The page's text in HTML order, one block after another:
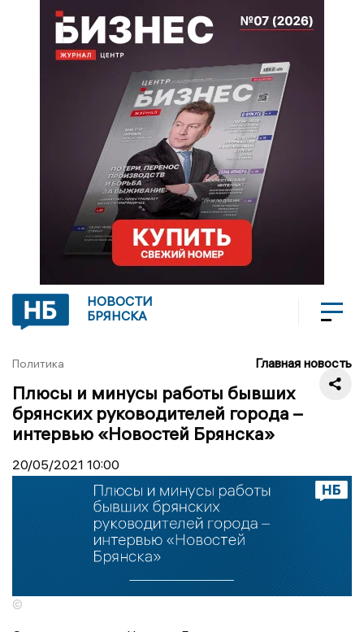
НОВОСТИ
БРЯНСКА
Политика Главная новость
Плюсы и минусы работы бывших
брянских руководителей города –
интервью «Новостей Брянска»
20/05/2021 10:00
©